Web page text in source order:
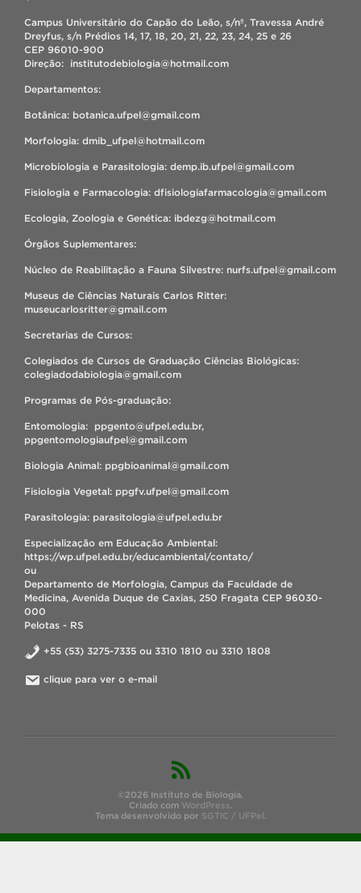
Campus Universitário do Capão do Leão, s/nº, Travessa André
Dreyfus, s/n Prédios 14, 17, 18, 20, 21, 22, 23, 24, 25 e 26
CEP 96010-900
Direção: institutodebiologia@hotmail.com
Departamentos:
Botânica: botanica.ufpel@gmail.com
Morfologia: dmib_ufpel@hotmail.com
Microbiologia e Parasitologia: demp.ib.ufpel@gmail.com
Fisiologia e Farmacologia: dfisiologiafarmacologia@gmail.com
Ecologia, Zoologia e Genética: ibdezg@hotmail.com
Órgãos Suplementares:
Núcleo de Reabilitação a Fauna Silvestre: nurfs.ufpel@gmail.com
Museus de Ciências Naturais Carlos Ritter:
museucarlosritter@gmail.com
Secretarias de Cursos:
Colegiados de Cursos de Graduação Ciências Biológicas:
colegiadodabiologia@gmail.com
Programas de Pós-graduação:
Entomologia: ppgento@ufpel.edu.br,
ppgentomologiaufpel@gmail.com
Biologia Animal: ppgbioanimal@gmail.com
Fisiologia Vegetal: ppgfv.ufpel@gmail.com
Parasitologia: parasitologia@ufpel.edu.br
Especialização em Educação Ambiental:
https://wp.ufpel.edu.br/educambiental/contato/
ou
Departamento de Morfologia, Campus da Faculdade de
Medicina, Avenida Duque de Caxias, 250 Fragata CEP 96030-
000
Pelotas - RS
+55 (53) 3275-7335 ou 3310 1810 ou 3310 1808
clique para ver o e-mail
©2026 Instituto de Biologia.
Criado com WordPress.
Tema desenvolvido por SGTIC / UFPel.